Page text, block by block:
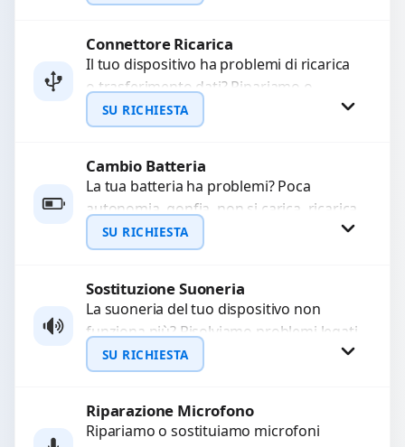
problemi come immagini sfocate, messa
Richiedi Preventivo
WhatsApp
Connettore Ricarica
Il tuo dispositivo ha problemi di ricarica
o trasferimento dati? Ripariamo o
sostituiamo connettori di ricarica guasti,
rotti, allentati, danneggiati,...
SU RICHIESTA
Richiedi Preventivo
WhatsApp
Cambio Batteria
La tua batteria ha problemi? Poca
autonomia, gonfia, non si carica, ricarica
lenta o cicli di ricarica esauriti?
Sostituiamo la...
SU RICHIESTA
Richiedi Preventivo
WhatsApp
Sostituzione Suoneria
La suoneria del tuo dispositivo non
funziona più? Risolviamo problemi legati
a moduli audio difettosi con interventi
precisi e componenti...
SU RICHIESTA
Richiedi Preventivo
Riparazione Microfono
Ripariamo o sostituiamo microfoni